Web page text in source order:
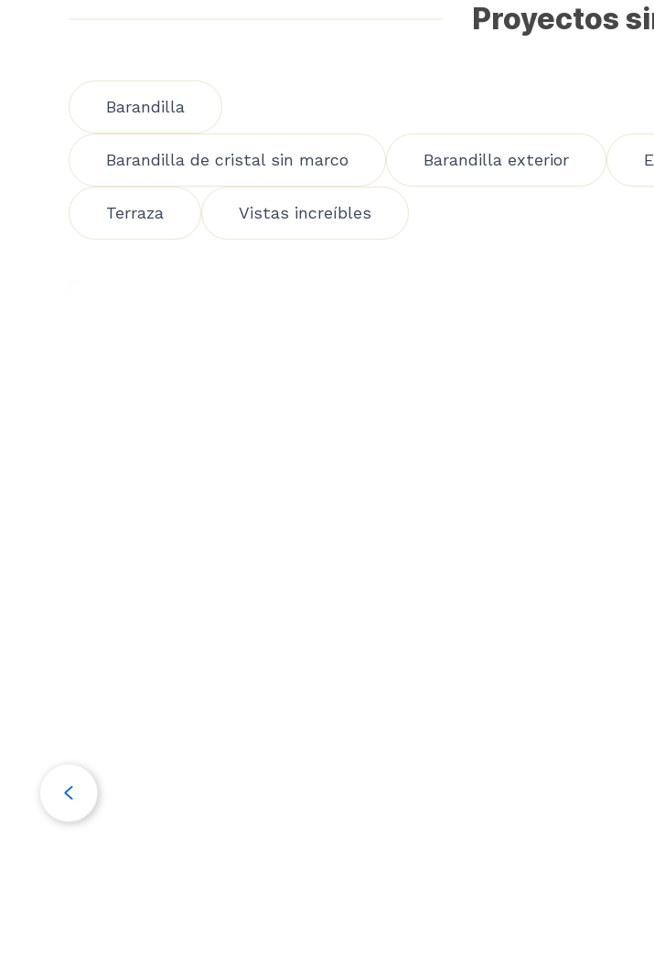
Proyectos
Barandilla
Barandilla de cristal sin marco Barandilla exterior
Terraza Vistas increíbles